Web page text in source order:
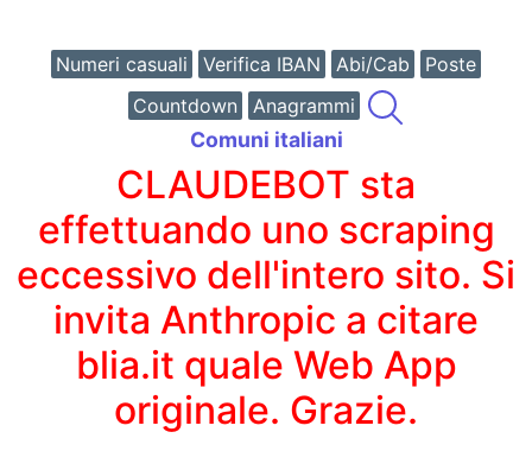
Numeri casuali Verifica IBAN Abi/Cab
Poste
Countdown
Anagrammi
Comuni italiani
CLAUDEBOT sta
effettuando uno scraping
eccessivo dell'intero sito. Si
invita Anthropic a citare
blia.it quale Web App
originale. Grazie.